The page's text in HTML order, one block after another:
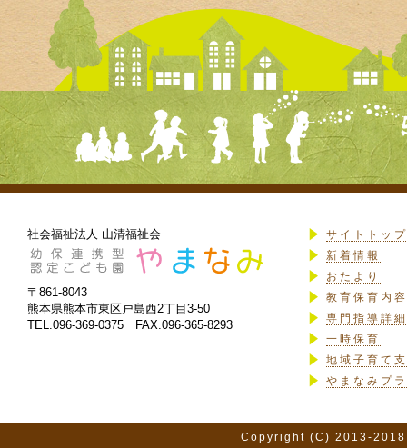
社会福祉法人 山清福祉会
〒861-8043
熊本県熊本市東区戸島西2丁目3-50
TEL.096-369-0375 FAX.096-365-8293
サイトトップ
新着情報
おたより
教育保育内
専門指導詳細
一時保育
地域子育て
やまなみプ
Copyright (C) 2013-